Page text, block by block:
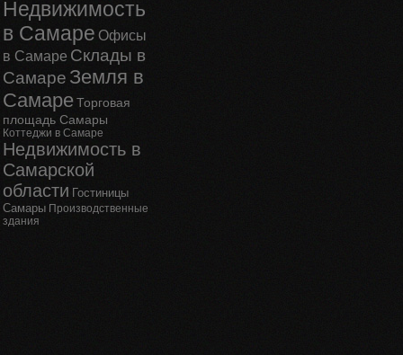
Недвижимость
в Самаре Офисы
в Самаре Склады в
Самаре Земля в
СамареТорговая
площадь Самары
Коттеджи в Самаре
Недвижимость в
Самарской
области Гостиницы
Самары Производственные
здания